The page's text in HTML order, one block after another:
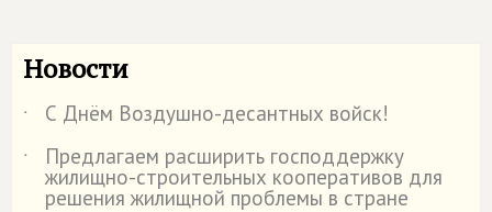
Новости
˙
С Днём Воздушно-десантных войск!
˙
Предлагаем расширить господдержку
жилищно-строительных кооперативов для
решения жилищной проблемы в стране